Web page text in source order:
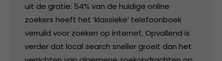
uit de gratie: 54% van de huidige online
zoekers heeft het ‘klassieke’ telefoonboek
verruild voor zoeken op internet. Opvallend is
verder dat local search sneller groeit dan het